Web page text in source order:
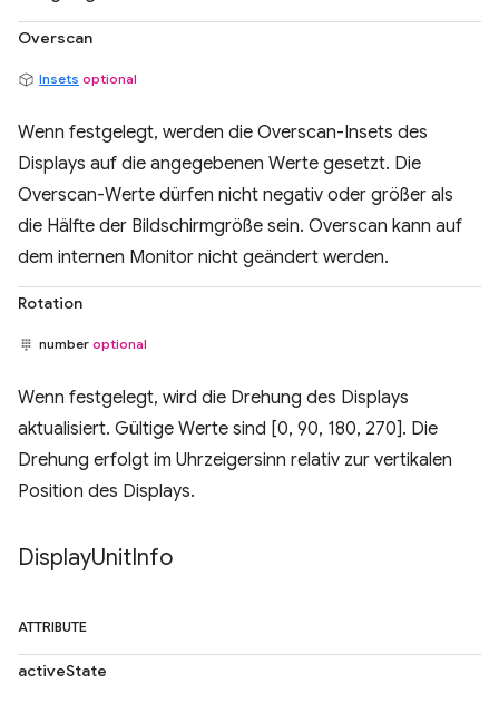
Overscan
Insets optional
Wenn festgelegt, werden die Overscan-Insets des
Displays auf die angegebenen Werte gesetzt. Die
Overscan-Werte dürfen nicht negativ oder größer als
die Hälfte der Bildschirmgröße sein. Overscan kann auf
dem internen Monitor nicht geändert werden.
Rotation
number optional
Wenn festgelegt, wird die Drehung des Displays
aktualisiert. Gültige Werte sind [0, 90, 180, 270]. Die
Drehung erfolgt im Uhrzeigersinn relativ zur vertikalen
Position des Displays.
DisplayUnitInfo
ATTRIBUTE
activeState